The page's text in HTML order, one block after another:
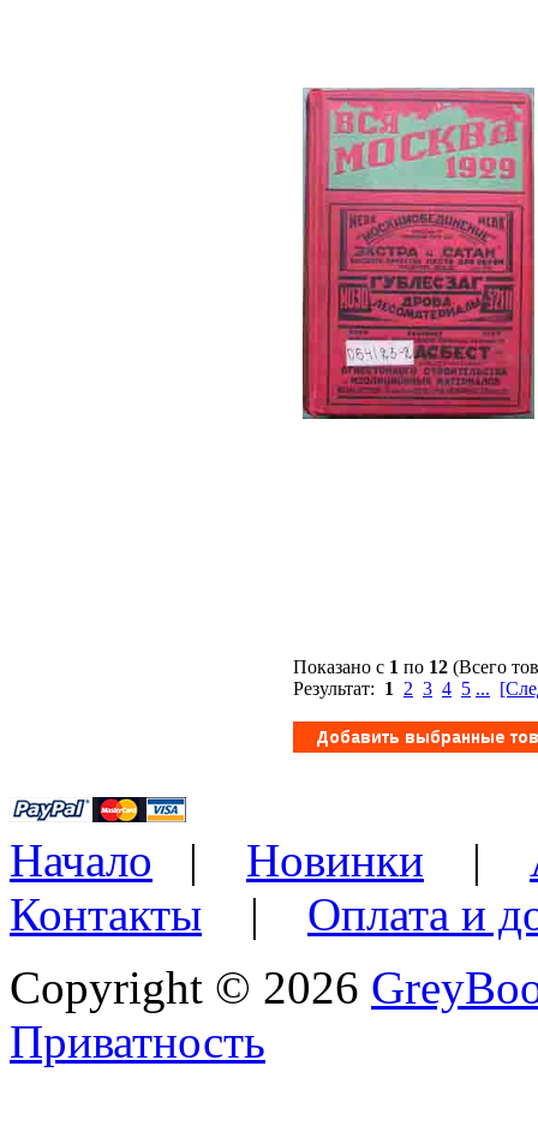
Показано с 1 по 12 (Всего
Результат: 1 2 3 4 5 ...
Начало | Новинки |
Контакты | Оплата и
Copyright © 2026
Приватность